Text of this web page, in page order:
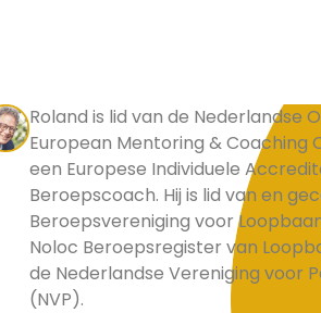
Roland is lid van de Nederlandse
European Mentoring & Coaching
een Europese Individuele
Beroepscoach. Hij is lid van en
Beroepsvereniging voor
Noloc Beroepsregister van
de Nederlandse Vereniging voor
(NVP).